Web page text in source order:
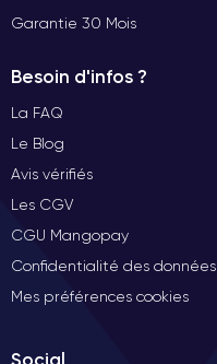
Garantie 30 Mois
Besoin d'infos ?
La FAQ
Le Blog
Avis vérifiés
Les CGV
CGU Mangopay
Confidentialité des données
Mes préférences cookies
Social